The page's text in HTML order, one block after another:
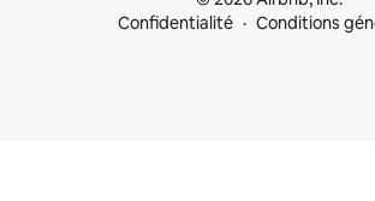
Confidentialité
Conditions